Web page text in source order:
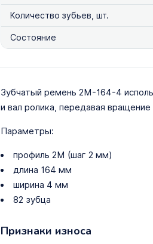
Количество зубьев, шт.
Состояние
Зубчатый ремень 2M-164-4
и вал ролика, передавая
Параметры:
профиль 2M (шаг 2 мм)
длина 164 мм
ширина 4 мм
82 зубца
Признаки износа